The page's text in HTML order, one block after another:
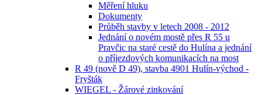
Měření hluku
Dokumenty
Průběh stavby v letech 2008 - 2012
Jednání o novém mostě přes R 55 u
Pravčic na staré cestě do Hulína a jednání
o příjezdových komunikacích na most
R 49 (nově D 49), stavba 4901 Hulín-východ -
Fryšták
WIEGEL - Žárové zinkování